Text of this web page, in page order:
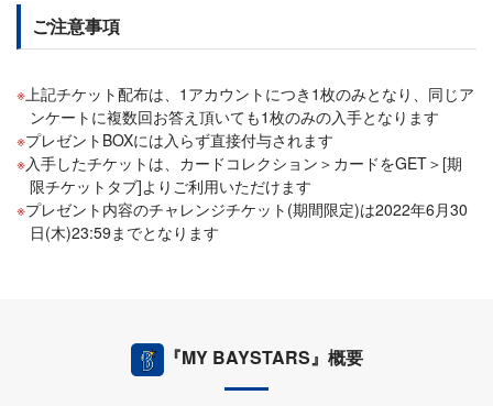
ご注意事項
上記チケット配布は、1アカウントにつき1枚のみとなり、同じア
ンケートに複数回お答え頂いても1枚のみの入手となります
プレゼントBOXには入らず直接付与されます
入手したチケットは、カードコレクション＞カードをGET＞[期
限チケットタブ]よりご利用いただけます
プレゼント内容のチャレンジチケット(期間限定)は2022年6月30
日(木)23:59までとなります
『MY BAYSTARS』概要